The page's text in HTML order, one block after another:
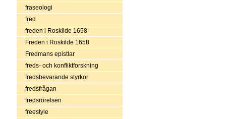
fraseologi
fred
freden i Roskilde 1658
Freden i Roskilde 1658
Fredmans epistlar
freds- och konfliktforskning
fredsbevarande styrkor
fredsfrågan
fredsrörelsen
freestyle